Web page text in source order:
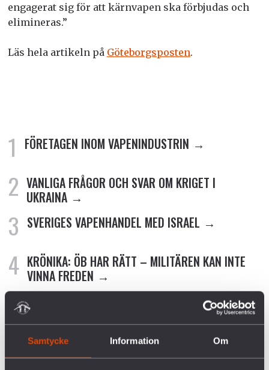
Samtycke Information Om
engagerat sig för att kärnvapen ska förbjudas och
elimineras.”
Läs hela artikeln på Göteborgsposten.
FÖRETAGEN INOM VAPENINDUSTRIN
VANLIGA FRÅGOR OCH SVAR OM KRIGET I
UKRAINA
SVERIGES VAPENHANDEL MED ISRAEL
KRÖNIKA: ÖB HAR RÄTT – MILITÄREN KAN INTE
VINNA FREDEN
P3 DOKUMENTÄR OM BOFORSAFFÄREN
RELATERADE ARTIKLAR